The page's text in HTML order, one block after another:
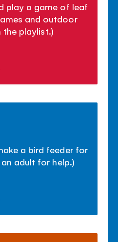
play a game of leaf
and outdoor
playlist.)
a bird feeder for
adult for help.)